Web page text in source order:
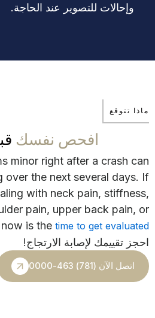
وإحالات للتصوير عند الحاجة.
ماذا تتوقع
افحص نفسك
minor right after a crash can
over the next several days. If
with neck pain, stiffness,
pain, upper back pain, or
is the time to get evaluated.
احجز تقييمك لإصابة الارتجاج!
اتصل الآن (781) 463-0000